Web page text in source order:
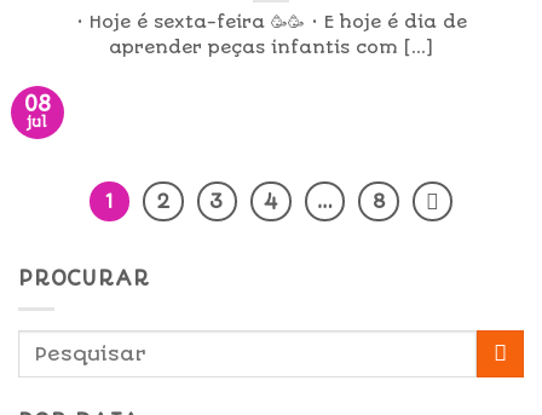
• Hoje é sexta-feira 🥳🥳 • E hoje é dia de
aprender peças infantis com [...]
08
jul
1 2 3 4 … 8
PROCURAR